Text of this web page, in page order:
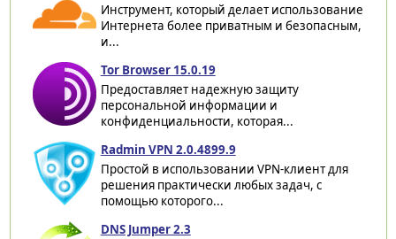
Инструмент, который делает использование
Интернета более приватным и безопасным,
и...
Tor Browser 15.0.19
Предоставляет надежную защиту
персональной информации и
конфиденциальности, которая...
Radmin VPN 2.0.4899.9
Простой в использовании VPN-клиент для
решения практически любых задач, с
помощью которого...
DNS Jumper 2.3